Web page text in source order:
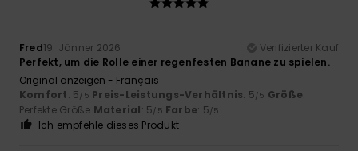
Fred19. Jänner 2026
Verifizierter Kauf
Perfekt, um die Rolle einer regenfesten Banane zu spielen.
Original anzeigen - Français
Komfort: 5/5 Preis-Leistungs-Verhältnis: 5/5 Größe:
Perfekte Größe Material: 5/5 Farbe: 5/5
Ich empfehle dieses Produkt